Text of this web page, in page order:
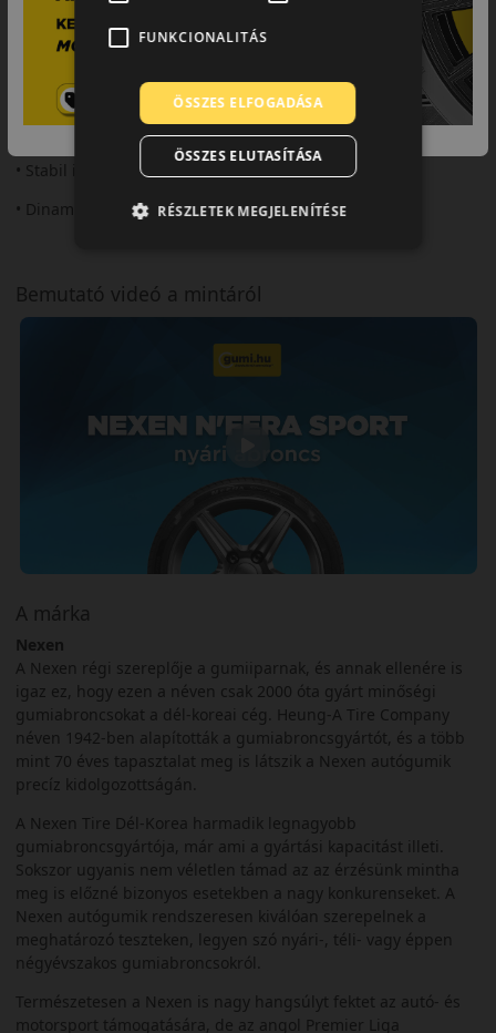
irányíthatóságot kínál.
Fő előnyök röviden:
• Sportos tapadás
• Precíz kormányreakció
• Stabil irányíthatóság
• Dinamikus vezetés
Bemutató videó a mintáról
A márka
Nexen
A Nexen régi szereplője a gumiiparnak, és annak ellenére is
igaz ez, hogy ezen a néven csak 2000 óta gyárt minőségi
gumiabroncsokat a dél-koreai cég. Heung-A Tire Company
néven 1942-ben alapították a gumiabroncsgyártót, és a több
mint 70 éves tapasztalat meg is látszik a Nexen autógumik
precíz kidolgozottságán.
A Nexen Tire Dél-Korea harmadik legnagyobb
gumiabroncsgyártója, már ami a gyártási kapacitást illeti.
Sokszor ugyanis nem véletlen támad az az érzésünk mintha
meg is előzné bizonyos esetekben a nagy konkurenseket. A
Nexen autógumik rendszeresen kiválóan szerepelnek a
meghatározó teszteken, legyen szó nyári-, téli- vagy éppen
négyévszakos gumiabroncsokról.
Természetesen a Nexen is nagy hangsúlyt fektet az autó- és
motorsport támogatására, de az angol Premier Liga
FUNKCIONALITÁS
ÖSSZES ELFOGADÁSA
ÖSSZES ELUTASÍTÁSA
RÉSZLETEK MEGJELENÍTÉSE